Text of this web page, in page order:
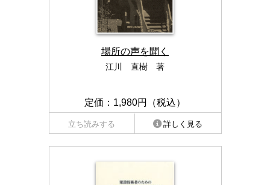
場所の声を聞く
江川 直樹 著
定価：1,980円（税込）
立ち読みする 詳しく見る